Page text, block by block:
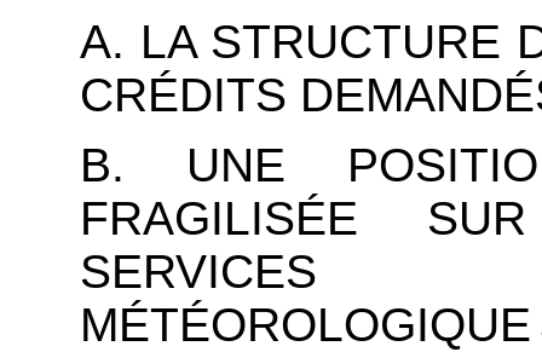
A. LA STRUCTURE
CRÉDITS
B. UNE
FRAGILISÉE
SERVICES
MÉTÉOROLOGIQUE